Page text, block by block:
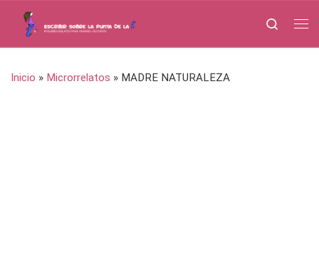
Saltar al contenido
Search
Inicio » Microrrelatos » MADRE NATURALEZA